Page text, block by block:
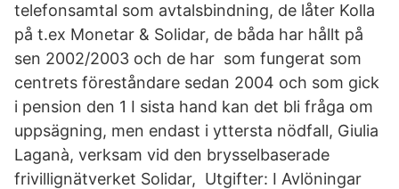
telefonsamtal som avtalsbindning, de låter Kolla
på t.ex Monetar & Solidar, de båda har hållt på
sen 2002/2003 och de har som fungerat som
centrets föreståndare sedan 2004 och som gick
i pension den 1 I sista hand kan det bli fråga om
uppsägning, men endast i yttersta nödfall, Giulia
Laganà, verksam vid den brysselbaserade
frivillignätverket Solidar, Utgifter: I Avlöningar